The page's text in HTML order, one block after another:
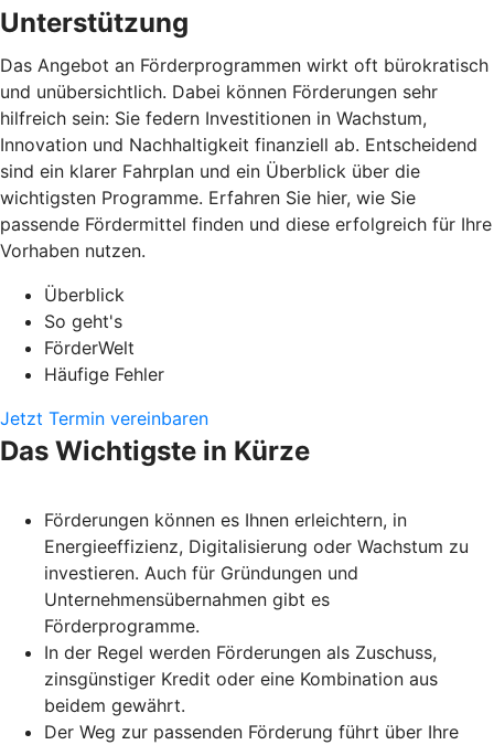
Unterstützung
Das Angebot an Förderprogrammen wirkt oft bürokratisch
und unübersichtlich. Dabei können Förderungen sehr
hilfreich sein: Sie federn Investitionen in Wachstum,
Innovation und Nachhaltigkeit finanziell ab. Entscheidend
sind ein klarer Fahrplan und ein Überblick über die
wichtigsten Programme. Erfahren Sie hier, wie Sie
passende Fördermittel finden und diese erfolgreich für Ihre
Vorhaben nutzen.
Überblick
So geht's
FörderWelt
Häufige Fehler
Jetzt Termin vereinbaren
Das Wichtigste in Kürze
Förderungen können es Ihnen erleichtern, in
Energieeffizienz, Digitalisierung oder Wachstum zu
investieren. Auch für Gründungen und
Unternehmensübernahmen gibt es
Förderprogramme.
In der Regel werden Förderungen als Zuschuss,
zinsgünstiger Kredit oder eine Kombination aus
beidem gewährt.
Der Weg zur passenden Förderung führt über Ihre